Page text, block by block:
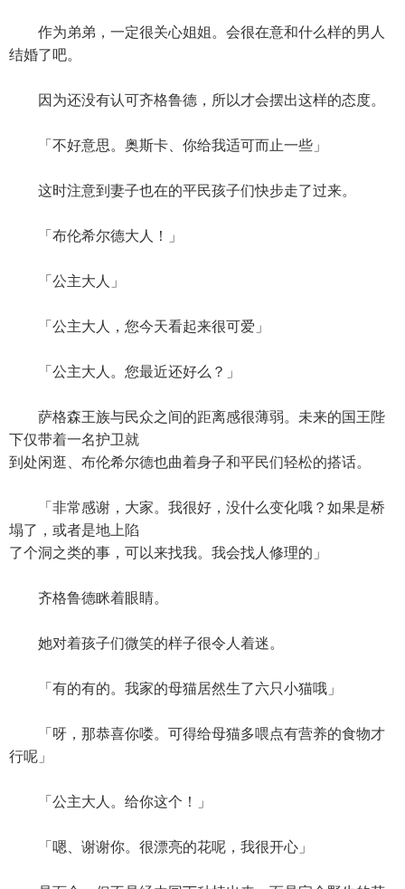
作为弟弟，一定很关心姐姐。会很在意和什么样的男人
结婚了吧。
因为还没有认可齐格鲁德，所以才会摆出这样的态度。
「不好意思。奥斯卡、你给我适可而止一些」
这时注意到妻子也在的平民孩子们快步走了过来。
「布伦希尔德大人！」
「公主大人」
「公主大人，您今天看起来很可爱」
「公主大人。您最近还好么？」
萨格森王族与民众之间的距离感很薄弱。未来的国王陛
下仅带着一名护卫就
到处闲逛、布伦希尔德也曲着身子和平民们轻松的搭话。
「非常感谢，大家。我很好，没什么变化哦？如果是桥
塌了，或者是地上陷
了个洞之类的事，可以来找我。我会找人修理的」
齐格鲁德眯着眼睛。
她对着孩子们微笑的样子很令人着迷。
「有的有的。我家的母猫居然生了六只小猫哦」
「呀，那恭喜你喽。可得给母猫多喂点有营养的食物才
行呢」
「公主大人。给你这个！」
「嗯、谢谢你。很漂亮的花呢，我很开心」